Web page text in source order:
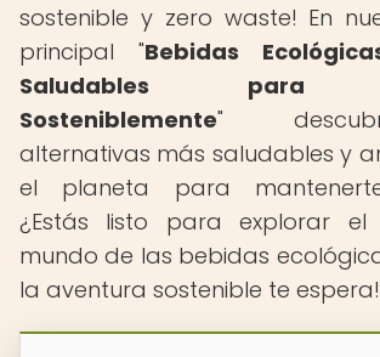
sostenible y zero waste! En
principal "Bebidas
Saludables para
Sosteniblemente"
alternativas más saludables y
el planeta para
¿Estás listo para explorar el
mundo de las bebidas
la aventura sostenible te espera!